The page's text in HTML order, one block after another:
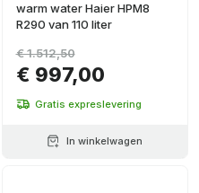
warm water Haier HPM8
R290 van 110 liter
€ 997,00
€ 1.512,50
Gratis expreslevering
In winkelwagen